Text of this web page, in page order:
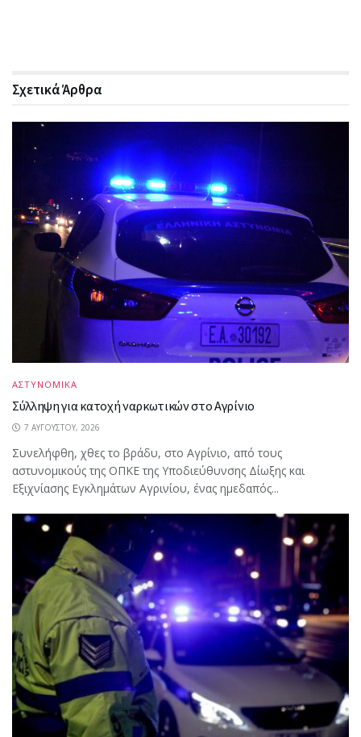
ΣχετικάΆρθρα
ΑΣΤΥΝΟΜΙΚΑ
Σύλληψη για κατοχή ναρκωτικών στο Αγρίνιο
7 ΑΥΓΟΎΣΤΟΥ, 2026
Συνελήφθη, χθες το βράδυ, στο Αγρίνιο, από τους
αστυνομικούς της ΟΠΚΕ της Υποδιεύθυνσης Δίωξης και
Εξιχνίασης Εγκλημάτων Αγρινίου, ένας ημεδαπός...